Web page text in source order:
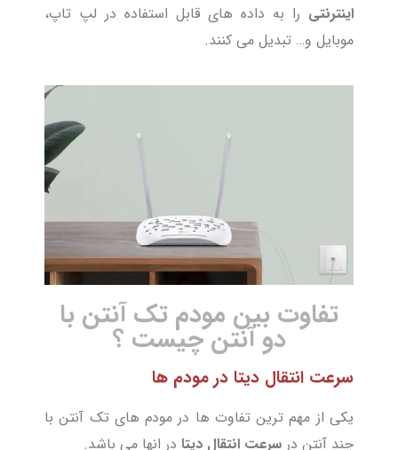
اینترنتی را به داده های قابل استفاده در لپ تاپ،
موبایل و… تبدیل می کنند.
تفاوت بین مودم تک آنتن با
دو آنتن چیست ؟
سرعت انتقال دیتا در مودم ها
یکی از مهم ترین تفاوت ها در مودم های تک آنتن با
چند آنتن در سرعت انتقال دیتا در انها می باشد.